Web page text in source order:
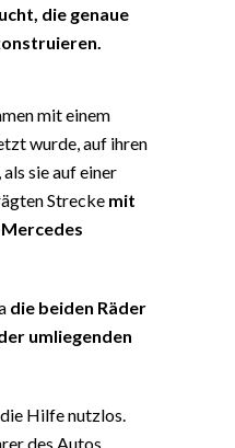
die genaue
mit einem
wurde, auf ihren
sie auf einer
Strecke mit
die beiden Räder
umliegenden
Hilfe nutzlos.
des Autos